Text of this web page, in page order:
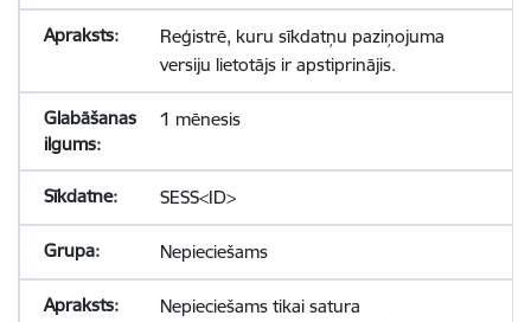
Reģistrē, kuru sīkdatņu paziņojuma
versiju lietotājs ir apstiprinājis.
1 mēnesis
SESS<ID>
Nepieciešams
Nepieciešams tikai satura